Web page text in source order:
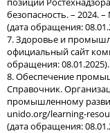
безопасность. – 2024.
(дата обращения:
7. Здоровье и
официальный сайт
обращения: 08.01.2025).
8. Обеспечение
Справочник.
промышленному
unido.org/learning-
(дата обращения: